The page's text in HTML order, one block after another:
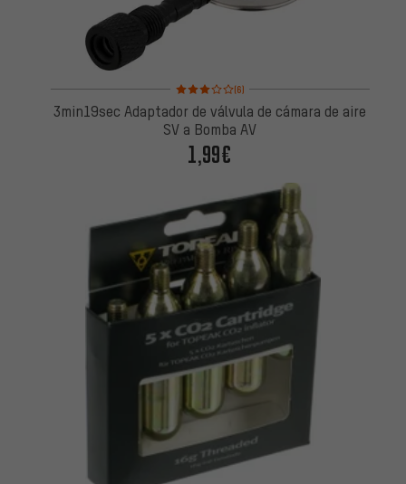
Valoración media: 3 de 5 basada en 6 reseñas
(6)
3min19sec Adaptador de válvula de cámara de aire
SV a Bomba AV
1,99€